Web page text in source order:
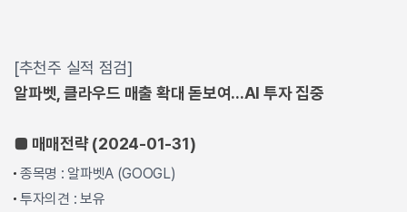
[추천주 실적 점검]
알파벳, 클라우드 매출 확대 돋보여...AI 투자 집중
■ 매매전략 (2024-01-31)
종목명 : 알파벳A (GOOGL)
투자의견 : 보유